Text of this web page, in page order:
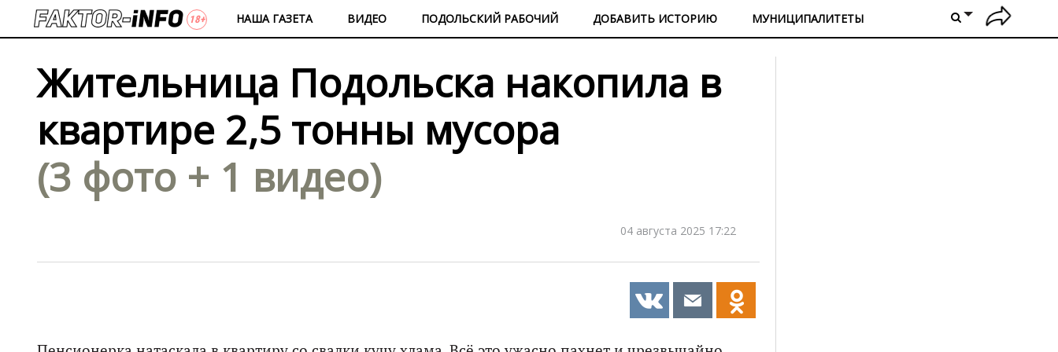
НАША ГАЗЕТА ВИДЕО ПОДОЛЬСКИЙ РАБОЧИЙ ДОБАВИТЬ ИСТОРИЮ МУНИЦИПАЛИТЕТЫ
Жительница Подольска накопила в
квартире 2,5 тонны мусора
(3 фото + 1 видео)
04 августа 2025 17:22